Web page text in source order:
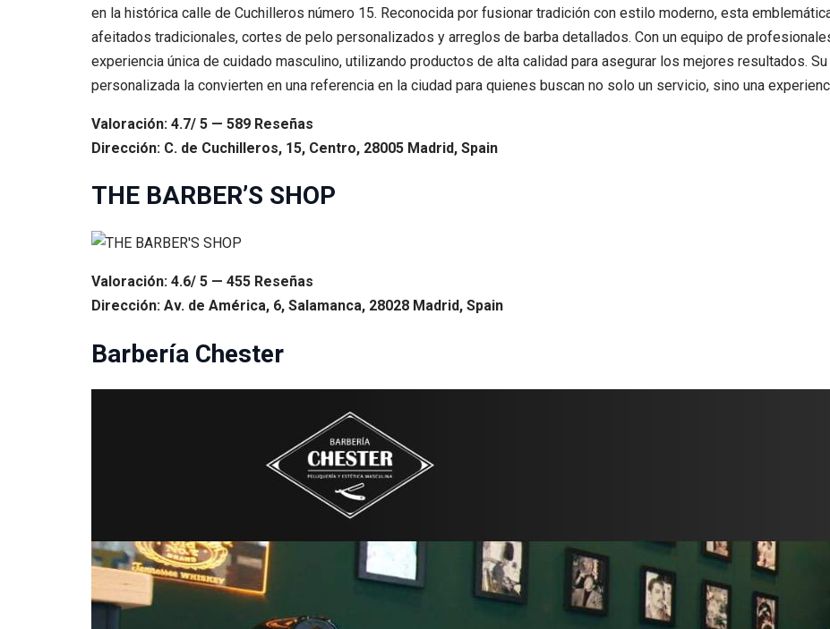
en la histórica calle de Cuchilleros número 15. Reconocida por fusionar tradición con estilo moderno, esta
afeitados tradicionales, cortes de pelo personalizados y arreglos de barba detallados. Con un equipo de
experiencia única de cuidado masculino, utilizando productos de alta calidad para asegurar los mejores resultados.
personalizada la convierten en una referencia en la ciudad para quienes buscan no solo un servicio, sino una
Valoración: 4.7/ 5 — 589 Reseñas
Dirección: C. de Cuchilleros, 15, Centro, 28005 Madrid, Spain
THE BARBER’S SHOP
Valoración: 4.6/ 5 — 455 Reseñas
Dirección: Av. de América, 6, Salamanca, 28028 Madrid, Spain
Barbería Chester